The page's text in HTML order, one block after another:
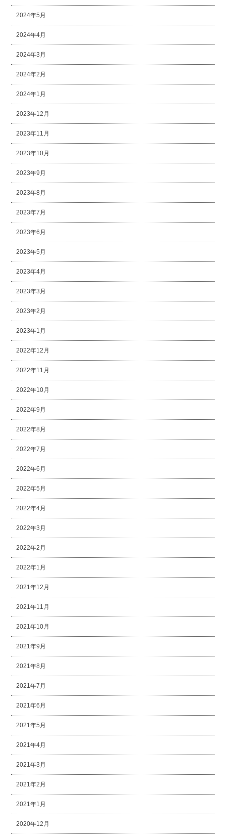
2024年5月
2024年4月
2024年3月
2024年2月
2024年1月
2023年12月
2023年11月
2023年10月
2023年9月
2023年8月
2023年7月
2023年6月
2023年5月
2023年4月
2023年3月
2023年2月
2023年1月
2022年12月
2022年11月
2022年10月
2022年9月
2022年8月
2022年7月
2022年6月
2022年5月
2022年4月
2022年3月
2022年2月
2022年1月
2021年12月
2021年11月
2021年10月
2021年9月
2021年8月
2021年7月
2021年6月
2021年5月
2021年4月
2021年3月
2021年2月
2021年1月
2020年12月